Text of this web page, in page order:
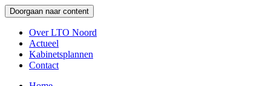
Doorgaan naar content
Over LTO Noord
Actueel
Kabinetsplannen
Contact